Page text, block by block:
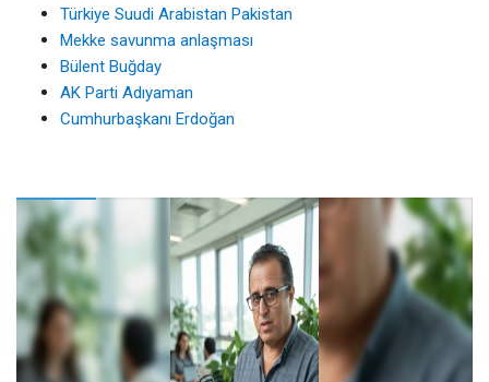
Türkiye Suudi Arabistan Pakistan
Mekke savunma anlaşması
Bülent Buğday
AK Parti Adıyaman
Cumhurbaşkanı Erdoğan